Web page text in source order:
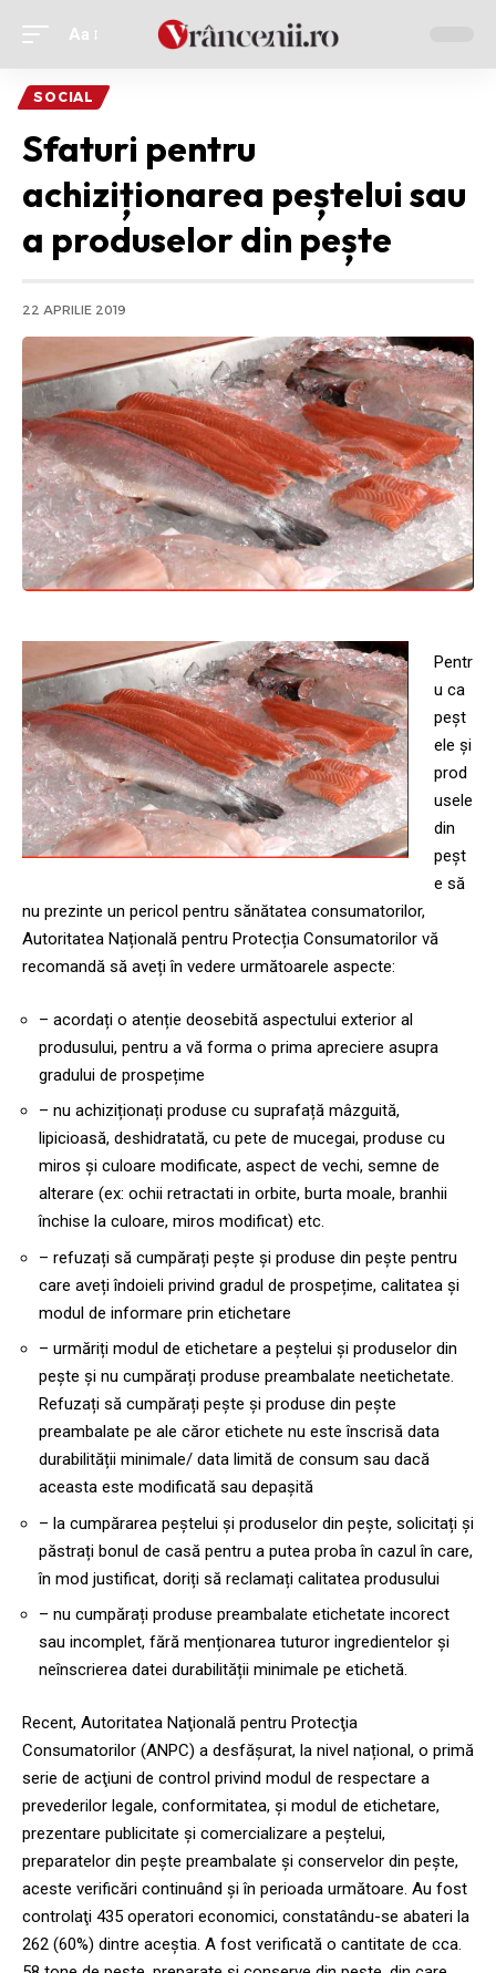
Ajustor
font
Aa
SOCIAL
Sfaturi pentru
achiziționarea peștelui sau
a produselor din pește
22 APRILIE 2019
Pentr
u ca
peșt
ele și
prod
usele
din
peșt
e să
nu prezinte un pericol pentru sănătatea consumatorilor,
Autoritatea Națională pentru Protecția Consumatorilor vă
recomandă să aveți în vedere următoarele aspecte:
– acordați o atenție deosebită aspectului exterior al
produsului, pentru a vă forma o prima apreciere asupra
gradului de prospețime
– nu achiziționați produse cu suprafață mâzguită,
lipicioasă, deshidratată, cu pete de mucegai, produse cu
miros și culoare modificate, aspect de vechi, semne de
alterare (ex: ochii retractati in orbite, burta moale, branhii
închise la culoare, miros modificat) etc.
– refuzați să cumpărați pește și produse din pește pentru
care aveți îndoieli privind gradul de prospețime, calitatea și
modul de informare prin etichetare
– urmăriți modul de etichetare a peștelui și produselor din
pește și nu cumpărați produse preambalate neetichetate.
Refuzați să cumpărați pește și produse din pește
preambalate pe ale căror etichete nu este înscrisă data
durabilității minimale/ data limită de consum sau dacă
aceasta este modificată sau depașită
– la cumpărarea peștelui și produselor din pește, solicitați și
păstrați bonul de casă pentru a putea proba în cazul în care,
în mod justificat, doriți să reclamați calitatea produsului
– nu cumpărați produse preambalate etichetate incorect
sau incomplet, fără menționarea tuturor ingredientelor și
neînscrierea datei durabilității minimale pe etichetă.
Recent, Autoritatea Naţională pentru Protecţia
Consumatorilor (ANPC) a desfăşurat, la nivel național, o primă
serie de acţiuni de control privind modul de respectare a
prevederilor legale, conformitatea, şi modul de etichetare,
prezentare publicitate şi comercializare a peștelui,
preparatelor din pește preambalate și conservelor din pește,
aceste verificări continuând și în perioada următoare. Au fost
controlaţi 435 operatori economici, constatându-se abateri la
262 (60%) dintre aceştia. A fost verificată o cantitate de cca.